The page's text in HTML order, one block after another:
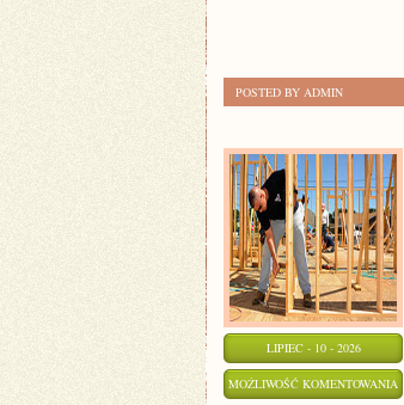
POSTED BY ADMIN
LIPIEC - 10 - 2026
MOŻLIWOŚĆ KOMENTOWANIA